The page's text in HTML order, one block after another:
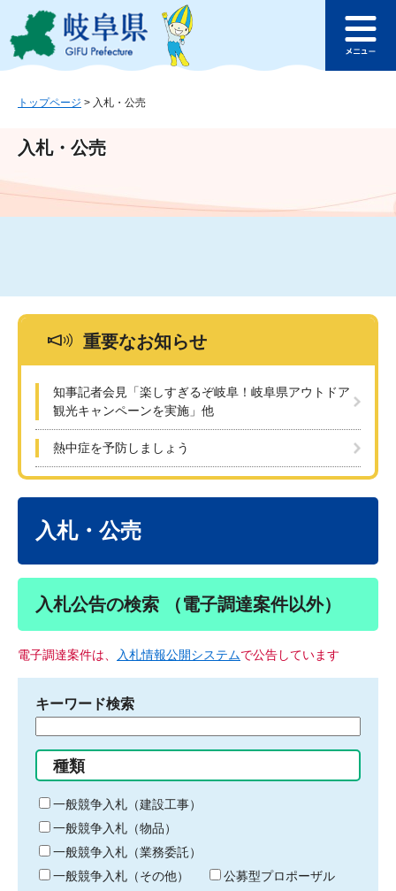
ジ
ュ
文
このページの本文へ
ュ
トップページ > 入札・公売
入札・公売
重要なお知らせ
知事記者会見「楽しすぎるぞ岐阜！岐阜県アウトドア
観光キャンペーンを実施」他
熱中症を予防しましょう
入札・公売
入札公告の検索 （電子調達案件以外）
電子調達案件は、 入札情報公開システムで公告しています
キーワード検索
る
キ
ー
ワ
ー
ド
種類
一般競争入札（建設工事）
一般競争入札（物品）
一般競争入札（業務委託）
一般競争入札（その他）
公募型プロポーザル